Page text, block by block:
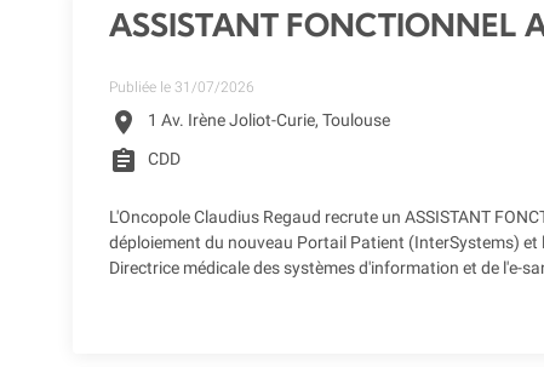
ASSISTANT FONCTIONNEL
Publiée le 31/07/2026
location_on 1 Av. Irène Joliot-Curie, Toulouse
assignment CDD
L'Oncopole Claudius Regaud recrute un ASSISTANT
déploiement du nouveau Portail Patient (InterSystems)
Directrice médicale des systèmes d'information et de l'e-